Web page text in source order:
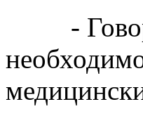
- Говоря